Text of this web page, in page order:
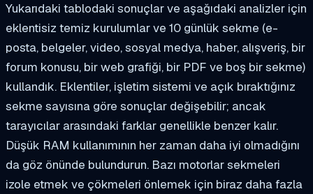
Yukarıdaki tablodaki sonuçlar ve aşağıdaki analizler için
eklentisiz temiz kurulumlar ve 10 günlük sekme (e-
posta, belgeler, video, sosyal medya, haber, alışveriş, bir
forum konusu, bir web grafiği, bir PDF ve boş bir sekme)
kullandık. Eklentiler, işletim sistemi ve açık bıraktığınız
sekme sayısına göre sonuçlar değişebilir; ancak
tarayıcılar arasındaki farklar genellikle benzer kalır.
Düşük RAM kullanımının her zaman daha iyi olmadığını
da göz önünde bulundurun. Bazı motorlar sekmeleri
izole etmek ve çökmeleri önlemek için biraz daha fazla